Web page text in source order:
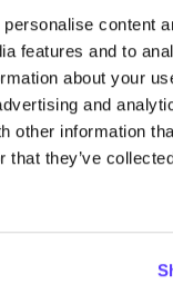
content
features and to
about your
and
other information
that they’ve